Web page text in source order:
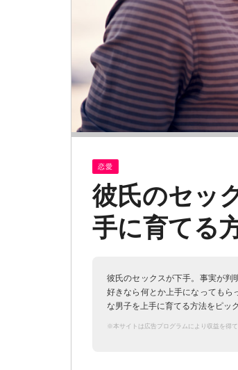
恋愛
彼氏のセッ
手に育てる
彼氏のセックスが下手。事実が判
好きなら何とか上手になってもら
な男子を上手に育てる方法をピッ
※本サイトは広告プログラムにより収益を得て